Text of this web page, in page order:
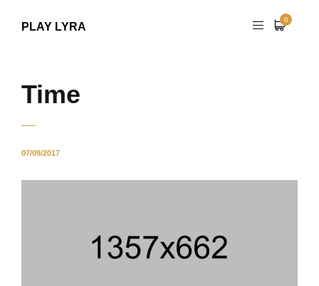
PLAY LYRA
0
Time
07/09/2017